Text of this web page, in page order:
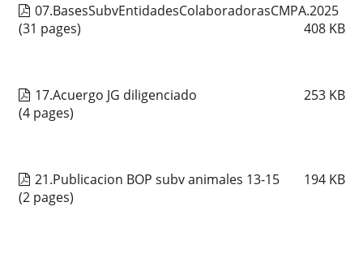
07.BasesSubvEntidadesColaboradorasCMPA.2025
408 KB
(31 pages)
17.Acuergo JG diligenciado 253 KB
(4 pages)
21.Publicacion BOP subv animales 13-15 194 KB
(2 pages)